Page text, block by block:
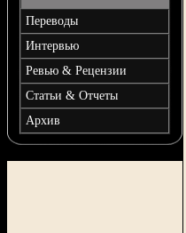
Переводы
Интервью
Ревью & Рецензии
Статьи & Отчеты
Архив